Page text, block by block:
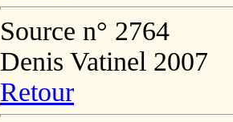
Source n° 2764
Denis Vatinel 2007
Retour